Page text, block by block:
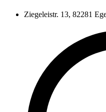
Ziegeleistr. 13, 82281